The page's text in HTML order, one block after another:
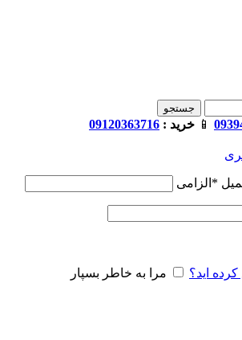
جستجو
📱 خرید : 09120363716
* الزامی
اید؟ مرا به خاطر بسپار